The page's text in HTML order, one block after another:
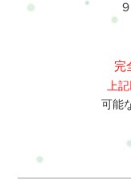
完
上
可能